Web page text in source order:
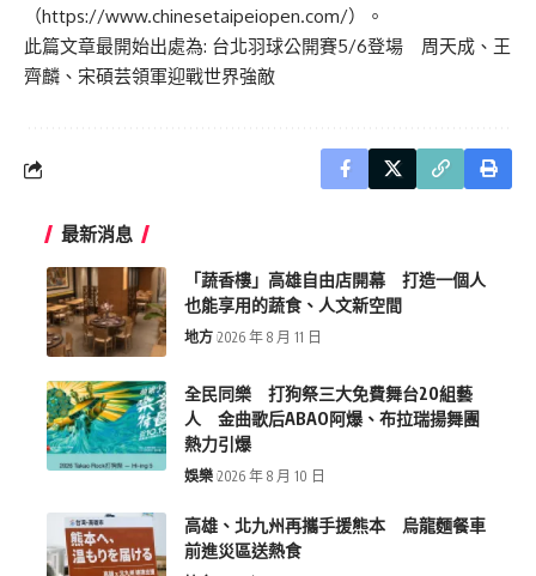
（https://www.chinesetaipeiopen.com/）。
此篇文章最開始出處為: 台北羽球公開賽5/6登場 周天成、王
齊麟、宋碩芸領軍迎戰世界強敵
最新消息
「蔬香樓」高雄自由店開幕 打造一個人
也能享用的蔬食、人文新空間
地方 2026 年 8 月 11 日
全民同樂 打狗祭三大免費舞台20組藝
人 金曲歌后ABAO阿爆、布拉瑞揚舞團
熱力引爆
娛樂 2026 年 8 月 10 日
高雄、北九州再攜手援熊本 烏龍麵餐車
前進災區送熱食